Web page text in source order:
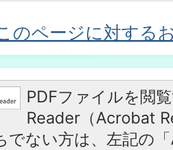
のページに対する
PDFファイルを閲
Reader（Acrobat
でない方は、左記の